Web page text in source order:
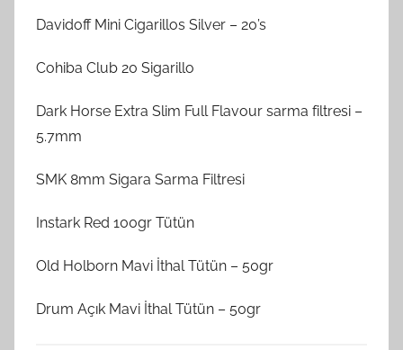
Davidoff Mini Cigarillos Silver – 20’s
Cohiba Club 20 Sigarillo
Dark Horse Extra Slim Full Flavour sarma filtresi –
5.7mm
SMK 8mm Sigara Sarma Filtresi
Instark Red 100gr Tütün
Old Holborn Mavi İthal Tütün – 50gr
Drum Açık Mavi İthal Tütün – 50gr